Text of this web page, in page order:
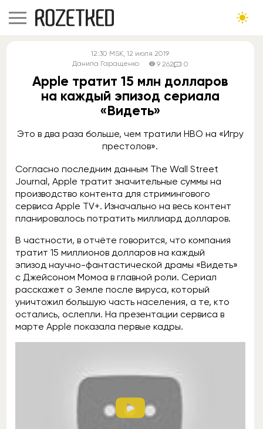
12:30 MSK, 12 июля 2019
Данила Гаращенко
9 262 0
Apple тратит 15 млн долларов
на каждый эпизод сериала
«Видеть»
Это в два раза больше, чем тратили HBO на «Игру
престолов».
Согласно последним данным The Wall Street
Journal, Apple тратит значительные суммы на
производство контента для стримингового
сервиса Apple TV+. Изначально на весь контент
планировалось потратить миллиард долларов.
В частности, в отчёте говорится, что компания
тратит 15 миллионов долларов на каждый
эпизод научно-фантастической драмы «Видеть»
с Джейсоном Момоа в главной роли. Сериал
расскажет о Земле после вируса, который
уничтожил большую часть населения, а те, кто
остались, ослепли. На презентации сервиса в
марте Apple показала первые кадры.